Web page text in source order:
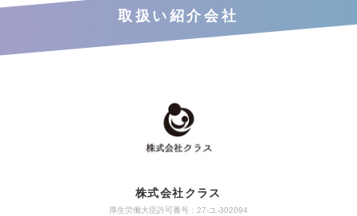
取扱い紹介会社
株式会社クラス
厚生労働大臣許可番号：27-ユ-302094